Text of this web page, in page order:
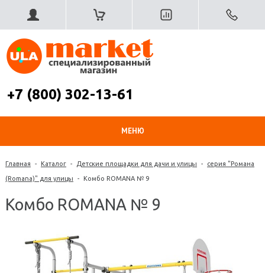
+7 (800) 302-13-61
МЕНЮ
Главная - Каталог - Детские площадки для дачи и улицы - серия "Романа
(Romana)" для улицы - Комбо ROMANA № 9
Комбо ROMANA № 9